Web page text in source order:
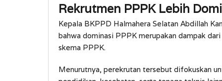
Rekrutmen PPPK Lebih
Kepala BKPPD Halmahera Selatan Abdillah
bahwa dominasi PPPK merupakan dampak
skema PPPK.
Menurutnya, perekrutan tersebut difokuskan